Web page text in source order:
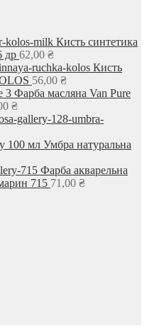
Кисть синтетика
др 62,00 ₴
Кисть
56,00 ₴
Фарба масляна Van Pure
₴
100 мл Умбра натуральна
Фарба акварельна
715 71,00 ₴